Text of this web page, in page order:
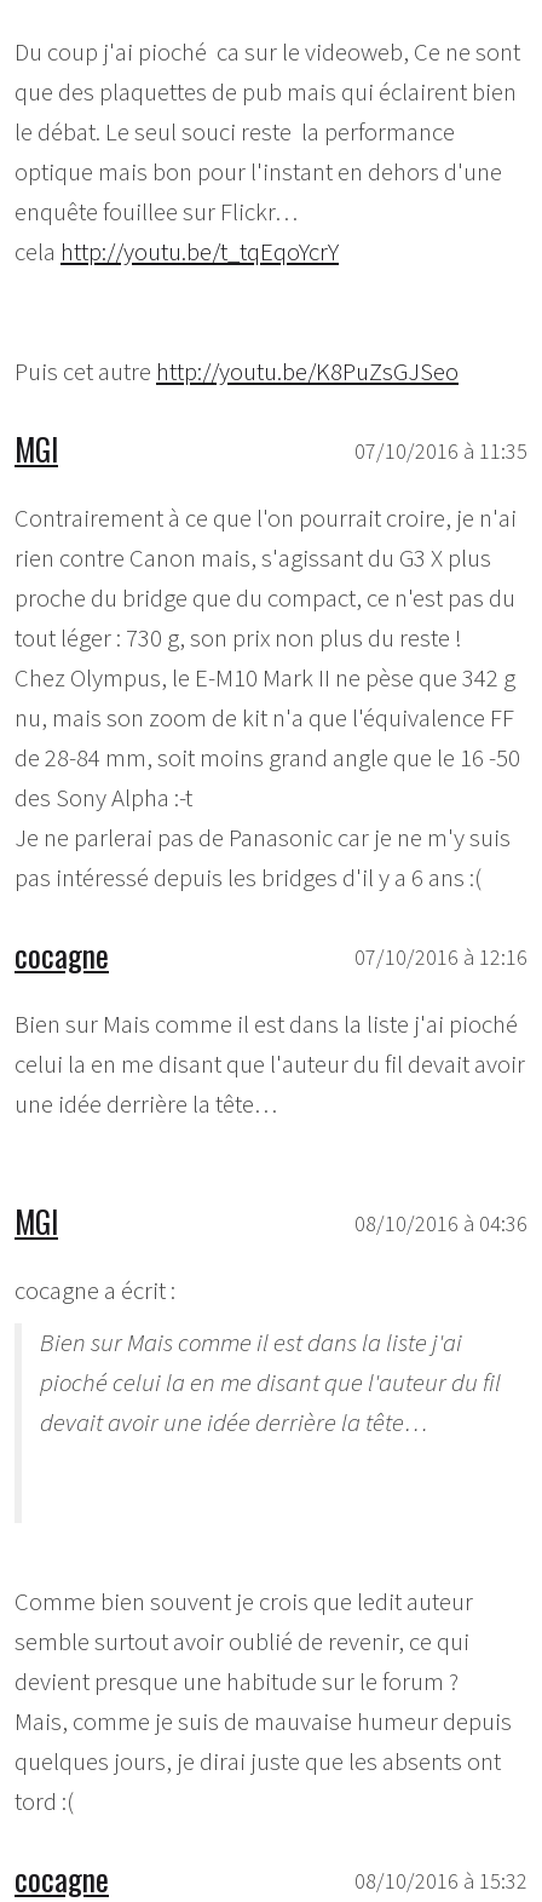
Du coup j'ai pioché ca sur le videoweb, Ce ne sont
que des plaquettes de pub mais qui éclairent bien
le débat. Le seul souci reste la performance
optique mais bon pour l'instant en dehors d'une
enquête fouillee sur Flickr…
cela http://youtu.be/t_tqEqoYcrY
Puis cet autre http://youtu.be/K8PuZsGJSeo
07/10/2016 à 11:35
MGI
Contrairement à ce que l'on pourrait croire, je n'ai
rien contre Canon mais, s'agissant du G3 X plus
proche du bridge que du compact, ce n'est pas du
tout léger : 730 g, son prix non plus du reste !
Chez Olympus, le E-M10 Mark II ne pèse que 342 g
nu, mais son zoom de kit n'a que l'équivalence FF
de 28-84 mm, soit moins grand angle que le 16 -50
des Sony Alpha :-t
Je ne parlerai pas de Panasonic car je ne m'y suis
pas intéressé depuis les bridges d'il y a 6 ans :(
07/10/2016 à 12:16
cocagne
Bien sur Mais comme il est dans la liste j'ai pioché
celui la en me disant que l'auteur du fil devait avoir
une idée derrière la tête…
08/10/2016 à 04:36
MGI
cocagne a écrit :
Bien sur Mais comme il est dans la liste j'ai
pioché celui la en me disant que l'auteur du fil
devait avoir une idée derrière la tête…
Comme bien souvent je crois que ledit auteur
semble surtout avoir oublié de revenir, ce qui
devient presque une habitude sur le forum ?
Mais, comme je suis de mauvaise humeur depuis
quelques jours, je dirai juste que les absents ont
tord :(
08/10/2016 à 15:32
cocagne